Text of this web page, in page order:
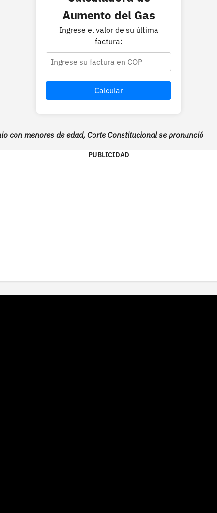
Aumento del Gas
Ingrese el valor de su última
factura:
Calcular
con menores de edad, Corte Constitucional se pronunció
PUBLICIDAD